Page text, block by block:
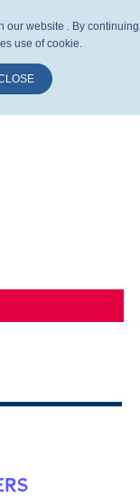
our website . By continuing
use of cookie.